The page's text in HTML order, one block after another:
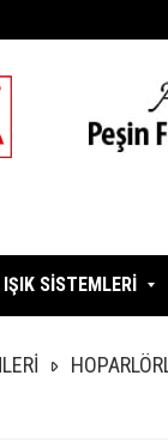
IŞIK SİSTEMLERİ